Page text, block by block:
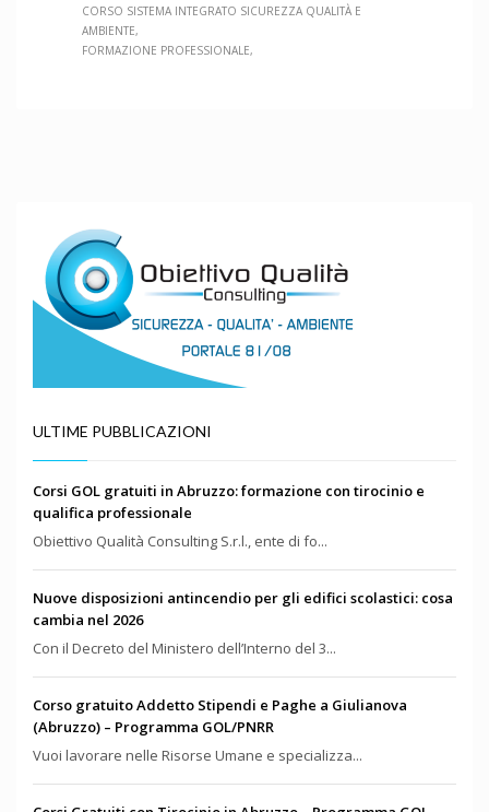
CORSO SISTEMA INTEGRATO SICUREZZA QUALITÀ E
AMBIENTE
FORMAZIONE PROFESSIONALE
ULTIME PUBBLICAZIONI
Corsi GOL gratuiti in Abruzzo: formazione con tirocinio e
qualifica professionale
Obiettivo Qualità Consulting S.r.l., ente di fo...
Nuove disposizioni antincendio per gli edifici scolastici: cosa
cambia nel 2026
Con il Decreto del Ministero dell’Interno del 3...
Corso gratuito Addetto Stipendi e Paghe a Giulianova
(Abruzzo) – Programma GOL/PNRR
Vuoi lavorare nelle Risorse Umane e specializza...